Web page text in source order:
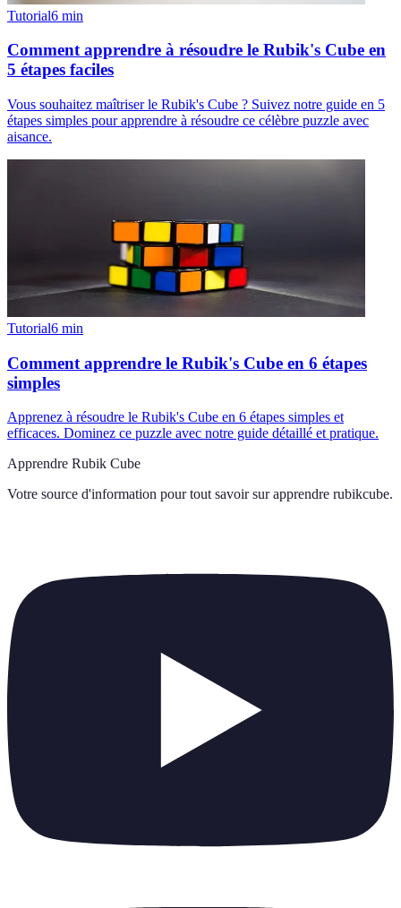
Tutorial6 min
Comment apprendre à résoudre le Rubik's Cube en
5 étapes faciles
Vous souhaitez maîtriser le Rubik's Cube ? Suivez notre guide en 5
étapes simples pour apprendre à résoudre ce célèbre puzzle avec
aisance.
Tutorial6 min
Comment apprendre le Rubik's Cube en 6 étapes
simples
Apprenez à résoudre le Rubik's Cube en 6 étapes simples et
efficaces. Dominez ce puzzle avec notre guide détaillé et pratique.
Apprendre Rubik Cube
Votre source d'information pour tout savoir sur apprendre rubikcube.